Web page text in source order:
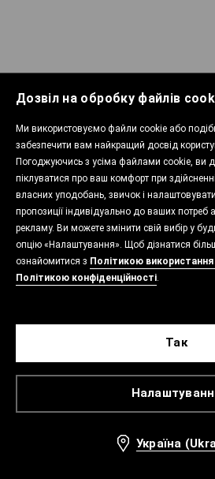
Дозвіл на обробку файлів
Ми використовуємо файли cookie або
забезпечити вам найкращий досвід
Погоджуючись з усіма файлами cookie, ви
піклуватися про ваш комфорт при
власних уподобань, звичок і
пропозиції індивідуально до ваших потреб
рекламу. Ви можете змінити свій вибір у
опцію «Налаштування». Щоб дізнатися
ознайомитися з Політикою
Політикою конфіденційності.
Так
Україна